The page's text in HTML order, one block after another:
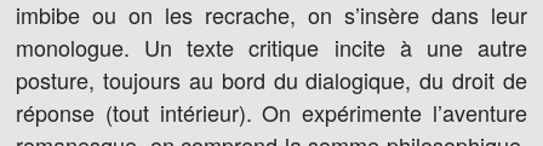
imbibe ou on les recrache, on s’insère dans leur
monologue. Un texte critique incite à une autre
posture, toujours au bord du dialogique, du droit de
réponse (tout intérieur). On expérimente l’aventure